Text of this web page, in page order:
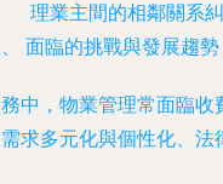
理業主間的相鄰關系
面臨的挑戰與發展趨勢
中，物業管理常面臨
求多元化與個性化、法